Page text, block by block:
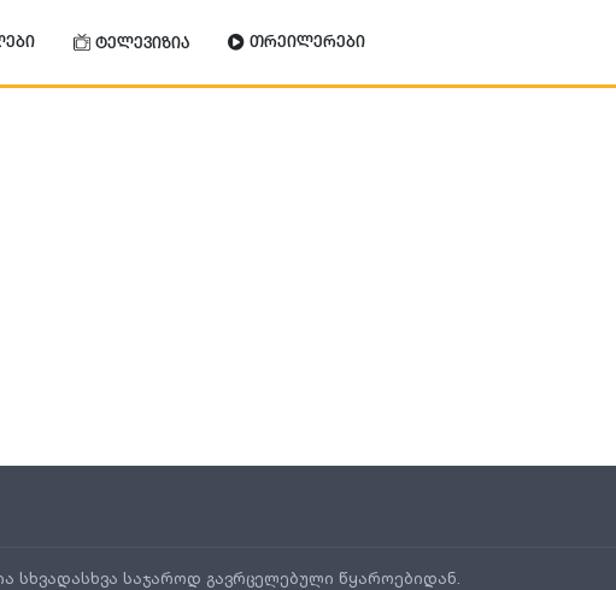
ტელევიზია თრეილერები
სხვადასხვა საჯაროდ გავრცელებული წყაროებიდან.